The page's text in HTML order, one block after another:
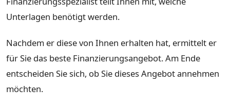
Unterlagen benötigt werden.
Nachdem er diese von Ihnen erhalten hat, ermittelt er
für Sie das beste Finanzierungsangebot. Am Ende
entscheiden Sie sich, ob Sie dieses Angebot annehmen
möchten.